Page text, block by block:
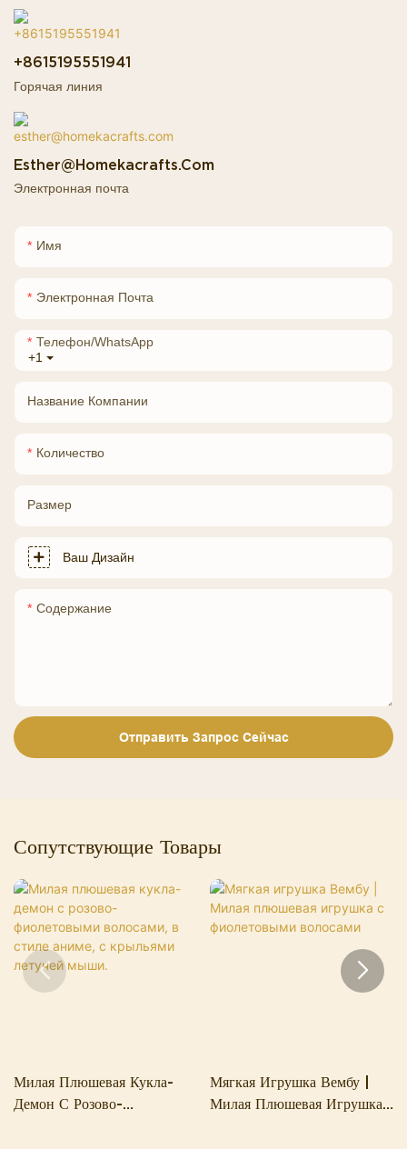
+8615195551941
Горячая линия
Esther@homekacrafts.com
Электронная почта
Имя
Электронная Почта
+1
Телефон/WhatsApp
Название Компании
Количество
Размер
Ваш Дизайн
Содержание
Отправить Запрос Сейчас
Сопутствующие Товары
Милая Плюшевая Кукла-
Демон С Розово-
Мягкая Игрушка Вембу |
Милая Плюшевая Игрушка